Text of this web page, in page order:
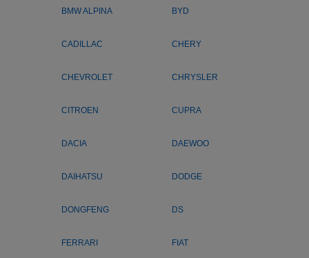
BMW ALPINA BYD
CADILLAC CHERY
CHEVROLET CHRYSLER
CITROEN CUPRA
DACIA DAEWOO
DAIHATSU DODGE
DONGFENG DS
FERRARI FIAT